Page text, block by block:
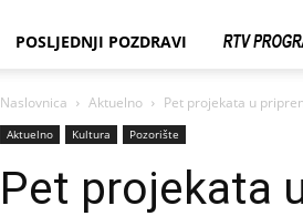
POSLJEDNJI POZDRAVI
Naslovnica Aktuelno Pet projekata u
Aktuelno Kultura Pozorište
Pet projekata